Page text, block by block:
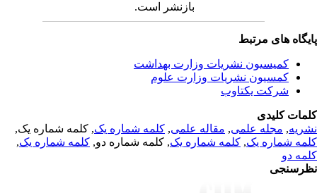
بازنشر است.
های مرتبط
کمیسیون نشریات وزارت بهداشت
کمسیون نشریات وزارت علوم
شرکت یکتاوب
کلیدی
,مجله علمی, مقاله علمی, کلمه شماره یک, کلمه شماره یک,
شماره یک,کلمه شماره یک, کلمه شماره دو,کلمه شماره یک,
دو